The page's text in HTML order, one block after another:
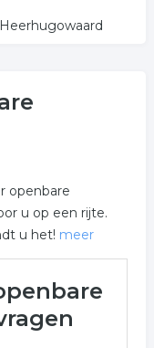
openbare
u op een rijte.
u het! meer